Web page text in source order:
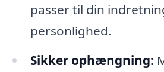
passer til din
personlighed.
Sikker ophængning: